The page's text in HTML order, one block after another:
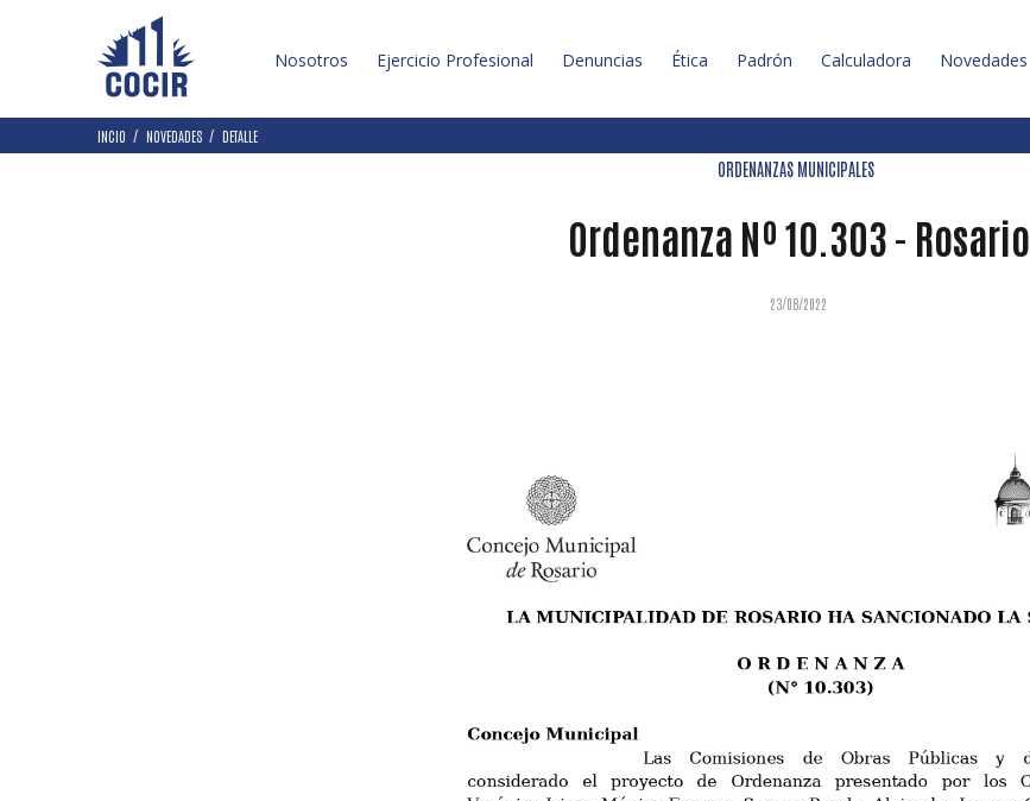
Nosotros Ejercicio Profesional Denuncias Ética Padrón Calculadora Novedades
INCIO NOVEDADES DETALLE
ORDENANZAS MUNICIPALES
Ordenanza Nº 10.303 - Rosario
23/08/2022